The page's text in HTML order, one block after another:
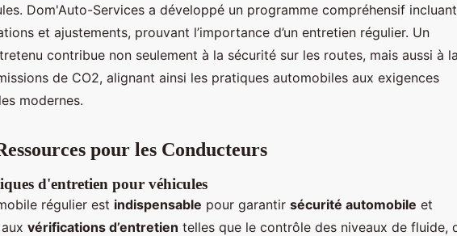
Dom'Auto-Services a développé un programme compréhensif incluant
et ajustements, prouvant l’importance d’un entretien régulier. Un
contribue non seulement à la sécurité sur les routes, mais aussi à la
de CO2, alignant ainsi les pratiques automobiles aux exigences
modernes.
pour les Conducteurs
d'entretien pour véhicules
régulier est indispensable pour garantir sécurité automobile et
vérifications d’entretien telles que le contrôle des niveaux de fluide,